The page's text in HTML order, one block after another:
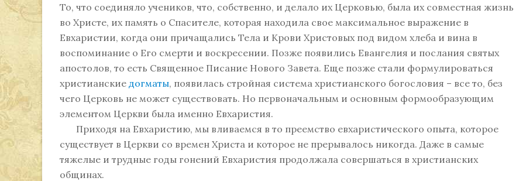
То, что соединяло учеников, что, собственно, и делало их Церковью, была их совместная жизнь
во Христе, их память о Спасителе, которая находила свое максимальное выражение в
Евхаристии, когда они причащались Тела и Крови Христовых под видом хлеба и вина в
воспоминание о Его смерти и воскресении. Позже появились Евангелия и послания святых
апостолов, то есть Священное Писание Нового Завета. Еще позже стали формулироваться
христианские догматы, появилась стройная система христианского богословия – все то, без
чего Церковь не может существовать. Но первоначальным и основным формообразующим
элементом Церкви была именно Евхаристия.
Приходя на Евхаристию, мы вливаемся в то преемство евхаристического опыта, которое
существует в Церкви со времен Христа и которое не прерывалось никогда. Даже в самые
тяжелые и трудные годы гонений Евхаристия продолжала совершаться в христианских
общинах.